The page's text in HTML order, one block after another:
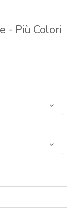
- Più Colori